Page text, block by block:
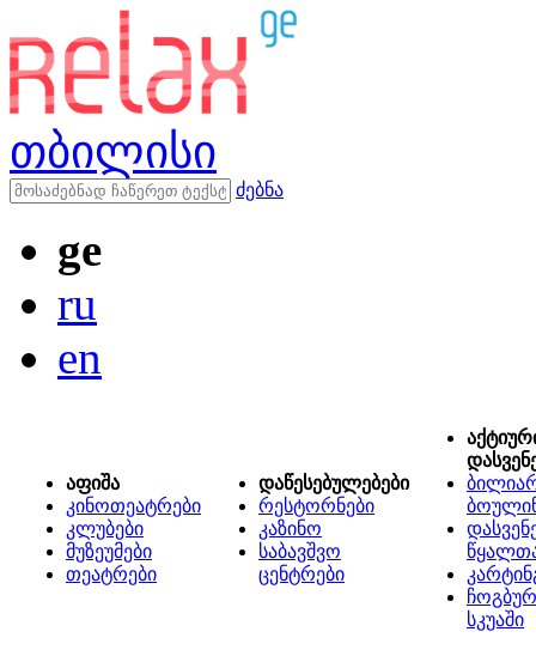
თბილისი
ძებნა
ge
ru
en
აფიშა
კინოთეატრები
კლუბები
მუზეუმები
თეატრები
დაწესებულებები
რესტორნები
კაზინო
საბავშვო
ცენტრები
სკუაში